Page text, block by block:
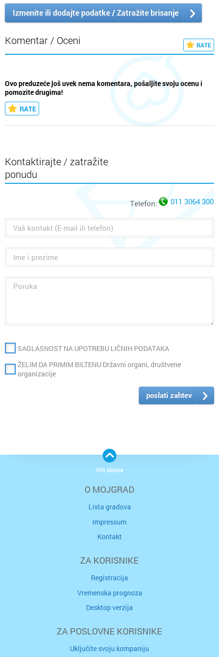
Izmenite ili dodajte podatke / Zatražite brisanje
Komentar / Oceni RATE
Ovo preduzeće još uvek nema komentara, pošaljite svoju ocenu i
pomozite drugima!
RATE
Kontaktirajte / zatražite
ponudu
Telefon: 011 3064 300
SAGLASNOST NA UPOTREBU LIČNIH PODATAKA
ŽELIM DA PRIMIM BILTENU Državni organi, društvene
organizacije
poslati zahtev
O MOJGRAD
Lista gradova
Impressum
Kontakt
ZA KORISNIKE
Registracija
Vremenska prognoza
Desktop verzija
ZA POSLOVNE KORISNIKE
Uključite svoju kompaniju
Vrh strane